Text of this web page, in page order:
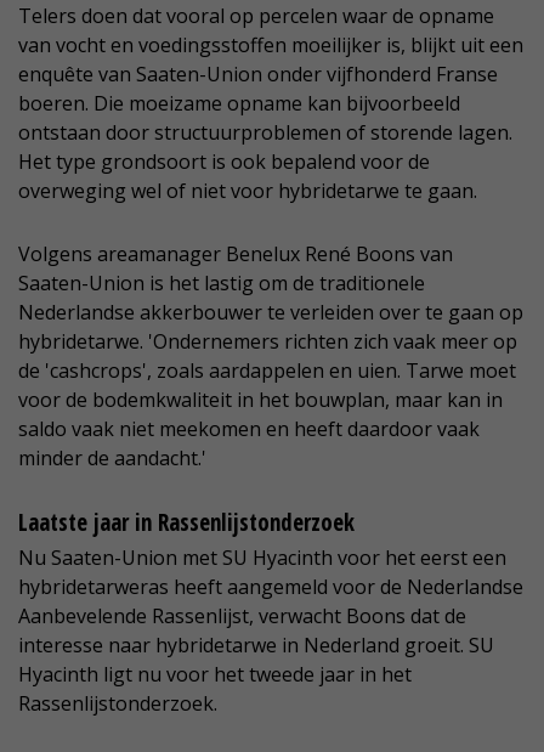
Telers doen dat vooral op percelen waar de opname
van vocht en voedingsstoffen moeilijker is, blijkt uit een
enquête van Saaten-Union onder vijfhonderd Franse
boeren. Die moeizame opname kan bijvoorbeeld
ontstaan door structuurproblemen of storende lagen.
Het type grondsoort is ook bepalend voor de
overweging wel of niet voor hybridetarwe te gaan.
Volgens areamanager Benelux René Boons van
Saaten-Union is het lastig om de traditionele
Nederlandse akkerbouwer te verleiden over te gaan op
hybridetarwe. 'Ondernemers richten zich vaak meer op
de 'cashcrops', zoals aardappelen en uien. Tarwe moet
voor de bodemkwaliteit in het bouwplan, maar kan in
saldo vaak niet meekomen en heeft daardoor vaak
minder de aandacht.'
Laatste jaar in Rassenlijstonderzoek
Nu Saaten-Union met SU Hyacinth voor het eerst een
hybridetarweras heeft aangemeld voor de Nederlandse
Aanbevelende Rassenlijst, verwacht Boons dat de
interesse naar hybridetarwe in Nederland groeit. SU
Hyacinth ligt nu voor het tweede jaar in het
Rassenlijstonderzoek.